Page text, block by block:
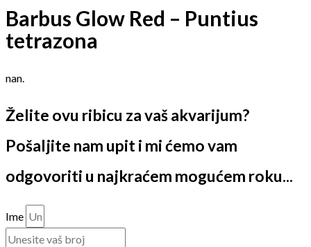
Barbus Glow Red – Puntius
tetrazona
nan.
Želite ovu ribicu za vaš akvarijum?
Pošaljite nam upit i mi ćemo vam
odgovoriti u najkraćem mogućem roku...
Ime